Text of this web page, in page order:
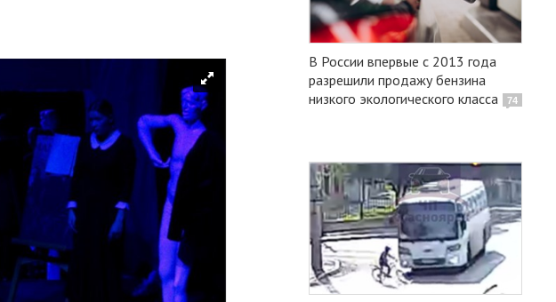
В России впервые с 2013 года
разрешили продажу бензина
низкого экологического класса
74